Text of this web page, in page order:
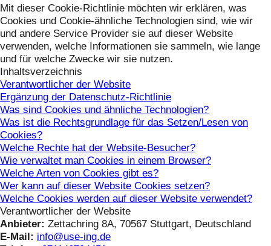
Mit dieser Cookie-Richtlinie möchten wir erklären, was
Cookies und Cookie-ähnliche Technologien sind, wie wir
und andere Service Provider sie auf dieser Website
verwenden, welche Informationen sie sammeln, wie lange
und für welche Zwecke wir sie nutzen.
Inhaltsverzeichnis
Verantwortlicher der Website
Ergänzung der Datenschutz-Richtlinie
Was sind Cookies und ähnliche Technologien?
Was ist die Rechtsgrundlage für das Setzen/Lesen von
Cookies?
Welche Rechte hat der Website-Besucher?
Wie verwaltet man Cookies in einem Browser?
Welche Arten von Cookies gibt es?
Wer kann auf dieser Website Cookies setzen?
Welche Cookies werden auf dieser Website verwendet?
Verantwortlicher der Website
Anbieter: Zettachring 8A, 70567 Stuttgart, Deutschland
E-Mail: info@use-ing.de